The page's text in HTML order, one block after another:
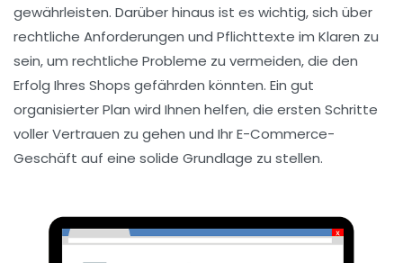
gewährleisten. Darüber hinaus ist es wichtig, sich über
rechtliche Anforderungen und Pflichttexte im Klaren zu
sein, um rechtliche Probleme zu vermeiden, die den
Erfolg Ihres Shops gefährden könnten. Ein gut
organisierter Plan wird Ihnen helfen, die ersten Schritte
voller Vertrauen zu gehen und Ihr E-Commerce-
Geschäft auf eine solide Grundlage zu stellen.